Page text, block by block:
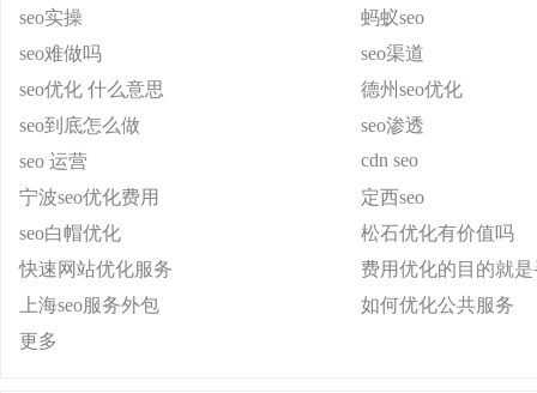
seo实操
蚂蚁seo
seo难做吗
seo渠道
seo优化 什么意思
德州seo优化
seo到底怎么做
seo渗透
seo 运营
cdn seo
宁波seo优化费用
定西seo
seo白帽优化
松石优化有价值吗
快速网站优化服务
费用优化的目的就
上海seo服务外包
如何优化公共服务
更多